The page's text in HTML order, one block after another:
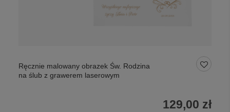
Ręcznie malowany obrazek Św. Rodzina
na ślub z grawerem laserowym
129,00 zł